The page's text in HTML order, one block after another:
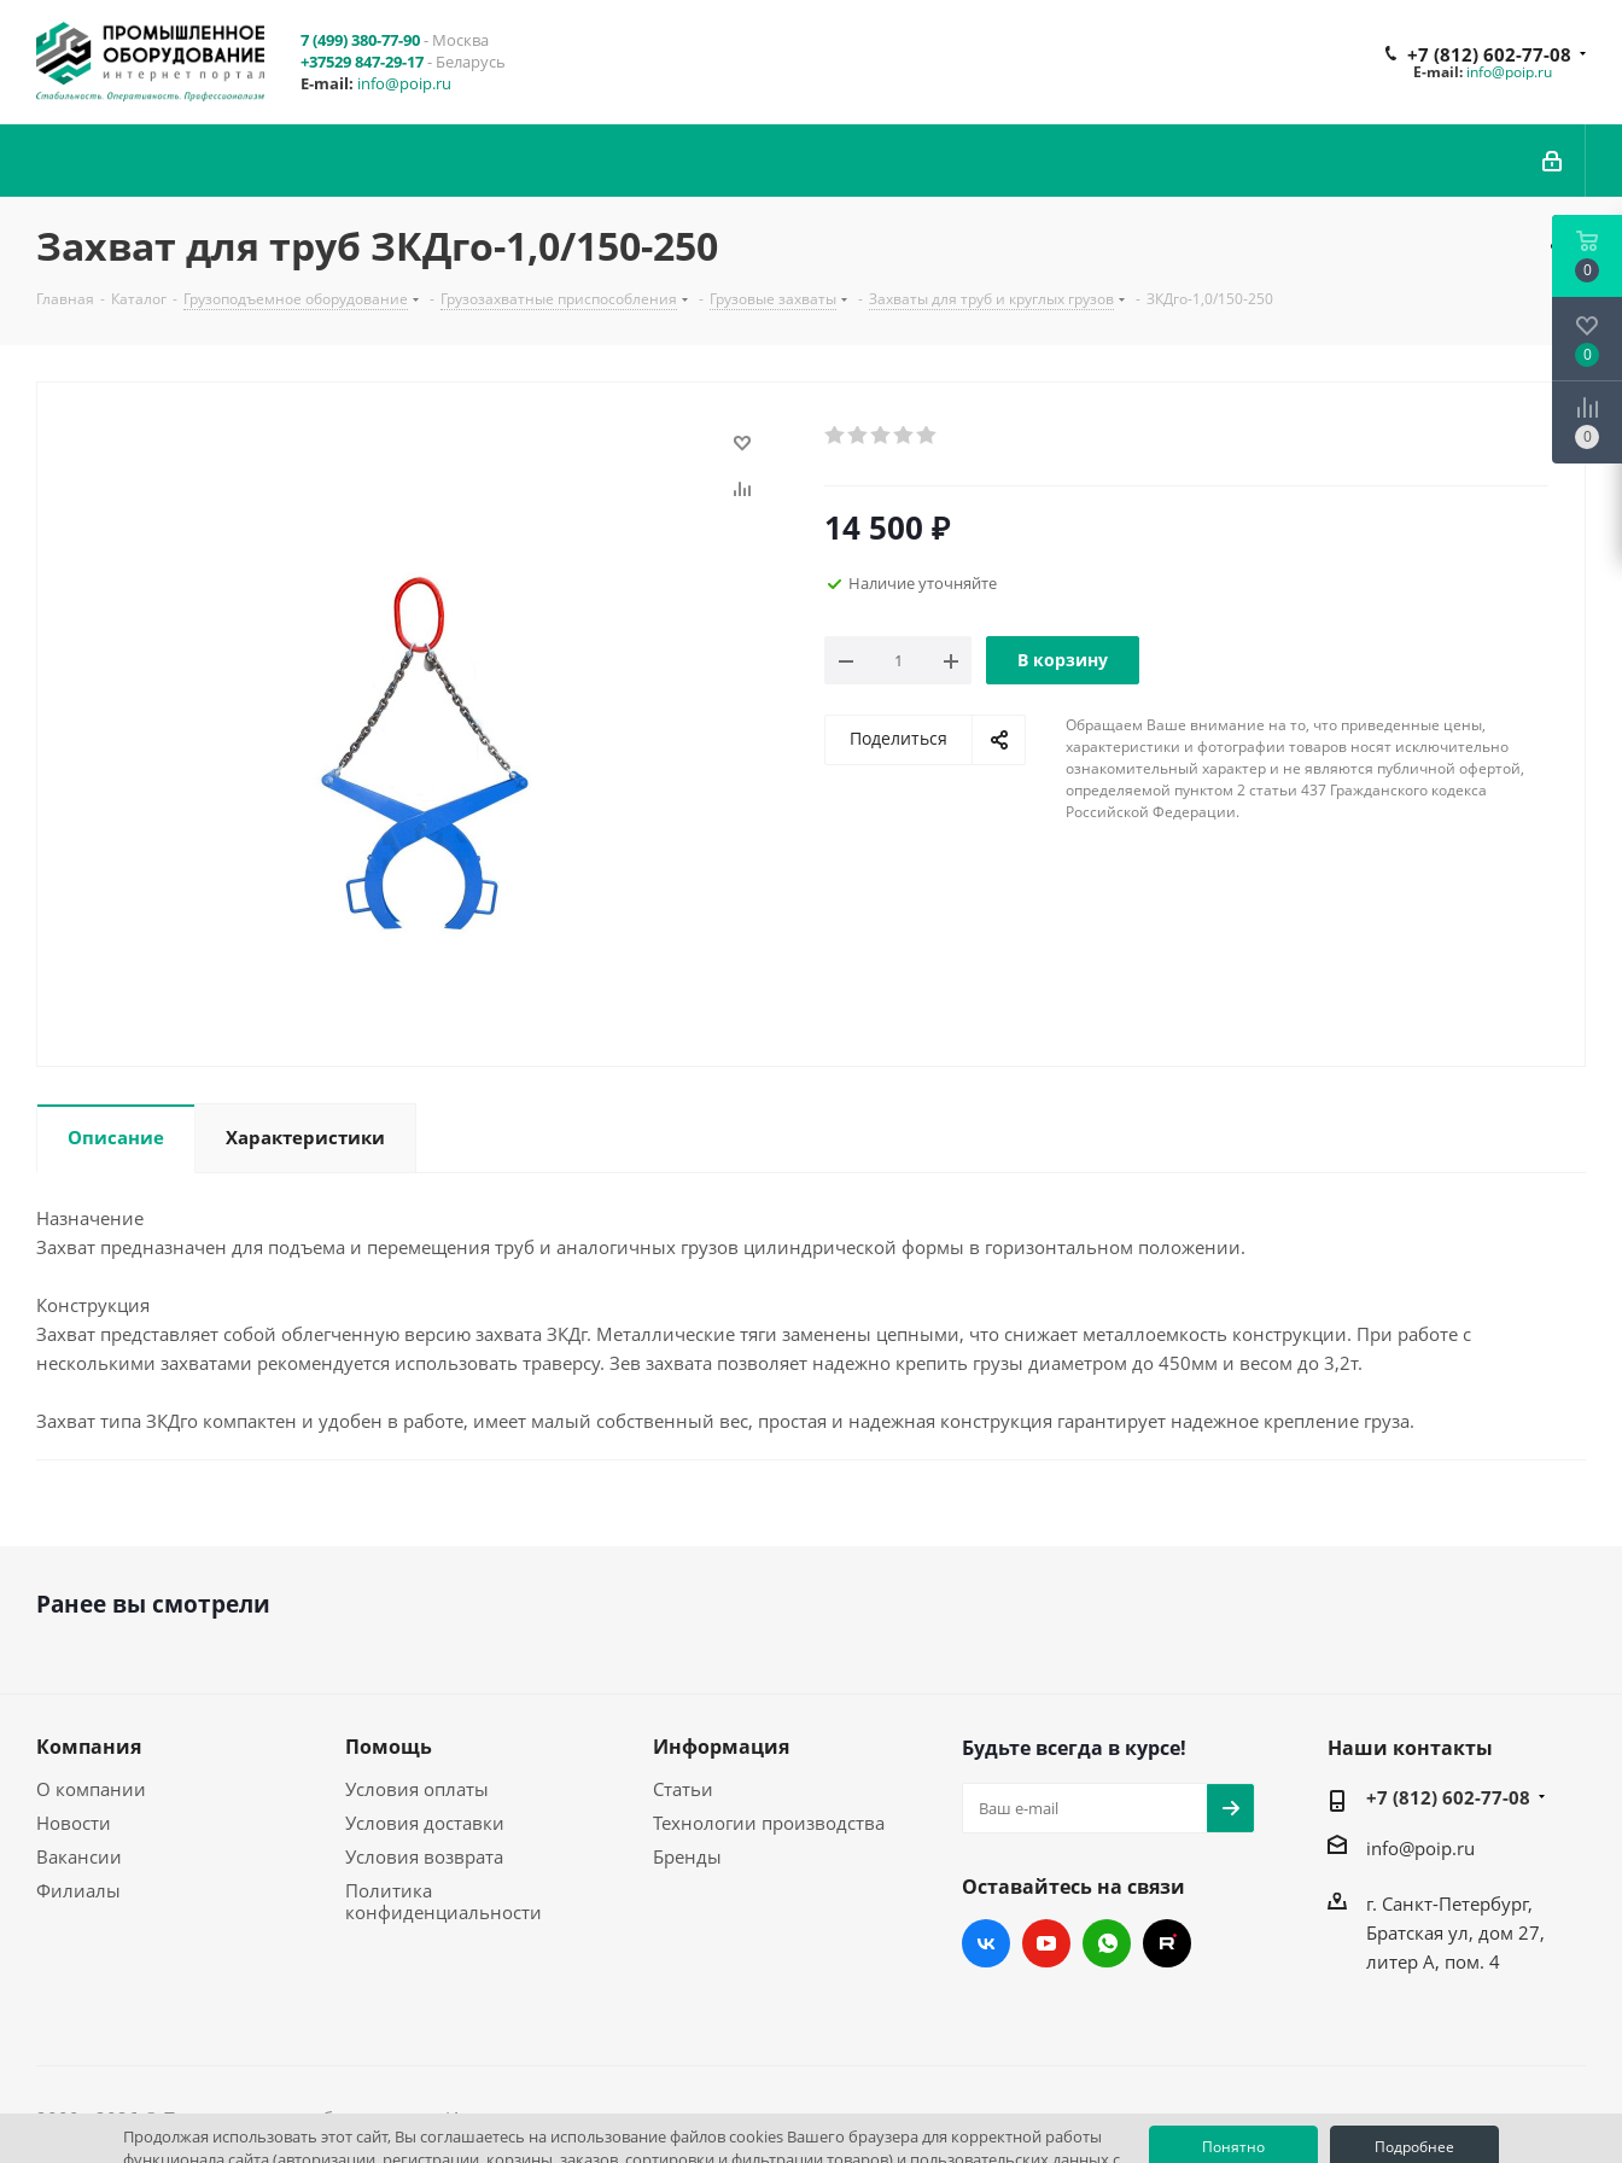
7 (499) 380-77-90- Москва
+37529 847-29-17- Беларусь
E-mail: info@poip.ru
+7 (812) 602-77-08
E-mail: info@poip.ru
Захват для труб ЗКДго-1,0/150-250
Главная - Каталог - Грузоподъемное оборудование - Грузозахватные приспособления - Грузовые захваты - Захваты для труб и круглых грузов - ЗКДго-1,0/150-250
14 500 ₽
Наличие уточняйте
В корзину
Поделиться
Обращаем Ваше внимание на то, что приведенные цены,
характеристики и фотографии товаров носят исключительно
ознакомительный характер и не являются публичной офертой,
определяемой пунктом 2 статьи 437 Гражданского кодекса
Российской Федерации.
Описание Характеристики
Назначение
Захват предназначен для подъема и перемещения труб и аналогичных грузов цилиндрической формы в горизонтальном положении.
Конструкция
Захват представляет собой облегченную версию захвата ЗКДг. Металлические тяги заменены цепными, что снижает металлоемкость конструкции. При работе с
несколькими захватами рекомендуется использовать траверсу. Зев захвата позволяет надежно крепить грузы диаметром до 450мм и весом до 3,2т.
Захват типа ЗКДго компактен и удобен в работе, имеет малый собственный вес, простая и надежная конструкция гарантирует надежное крепление груза.
Ранее вы смотрели
Компания
О компании
Новости
Вакансии
Филиалы
Помощь
Условия оплаты
Условия доставки
Условия возврата
Политика
конфиденциальности
Информация
Статьи
Технологии производства
Бренды
Будьте всегда в курсе!
Оставайтесь на связи
Наши контакты
+7 (812) 602-77-08
info@poip.ru
г. Санкт-Петербург,
Братская ул, дом 27,
литер А, пом. 4
2009 - 2026 © Промышленное оборудование Интернет портал.
195043, г. Санкт-Петербург, Братская ул, дом 27, литер А, пом. 4
Продолжая использовать этот сайт, Вы соглашаетесь на использование файлов cookies Вашего браузера для корректной работы
Понятно Подробнее
0
0
0